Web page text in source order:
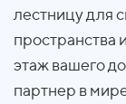
лестницу для
пространства
этаж вашего
партнер в